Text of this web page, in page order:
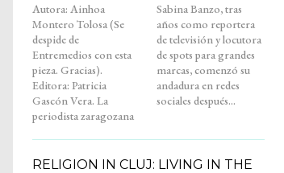
Autora: Ainhoa
Montero Tolosa (Se
despide de
Entremedios con esta
pieza. Gracias).
Editora: Patricia
Gascón Vera. La
periodista zaragozana
Sabina Banzo, tras
años como reportera
de televisión y locutora
de spots para grandes
marcas, comenzó su
andadura en redes
sociales después...
RELIGION IN CLUJ: LIVING IN THE